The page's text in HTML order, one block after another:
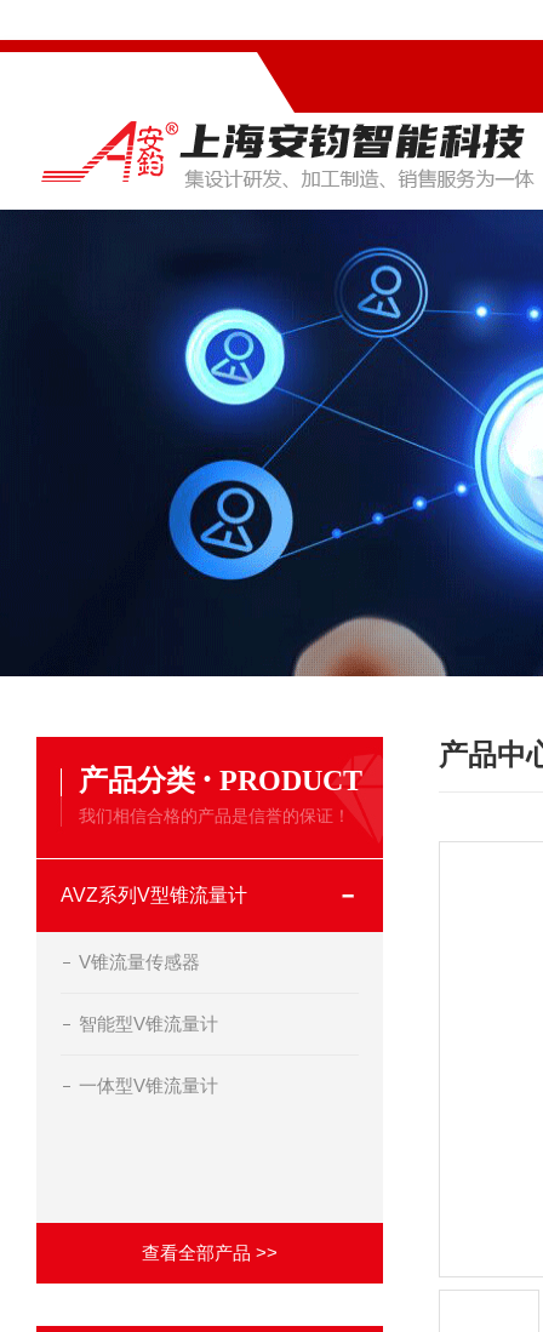
产品分类 · PRODUCT
我们相信合格的产品是信誉的保证！
AVZ系列V型锥流量计
V锥流量传感器
智能型V锥流量计
一体型V锥流量计
查看全部产品 >>
产品中